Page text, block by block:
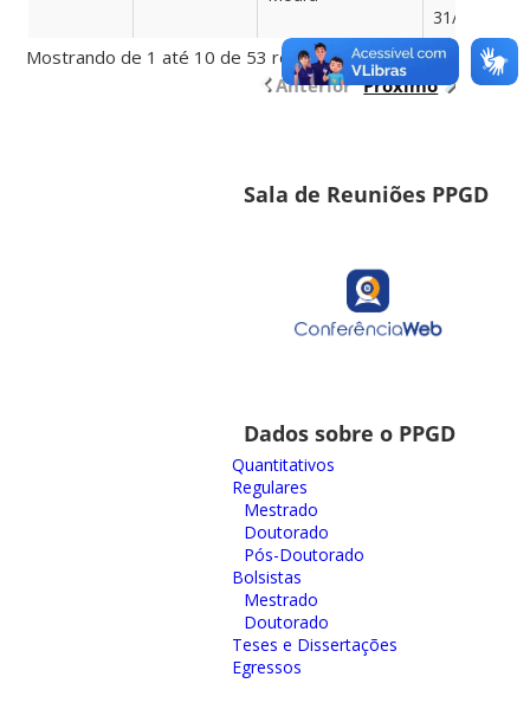
31/03/2027
Mostrando de 1 até 10 de 53 registros
Anterior Próximo
Sala de Reuniões PPGD
Dados sobre o PPGD
Quantitativos
Regulares
Mestrado
Doutorado
Pós-Doutorado
Bolsistas
Mestrado
Doutorado
Teses e Dissertações
Egressos